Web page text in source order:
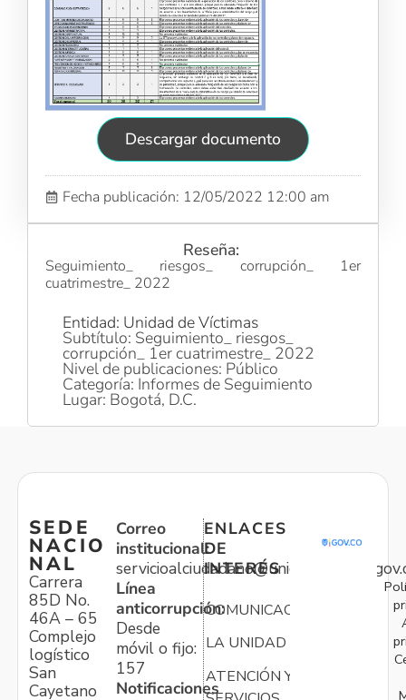
Descargar documento
Fecha publicación: 12/05/2022 12:00 am
Reseña:
Seguimiento_ riesgos_ corrupción_ 1er
cuatrimestre_ 2022
Entidad: Unidad de Víctimas
Subtítulo: Seguimiento_ riesgos_
corrupción_ 1er cuatrimestre_ 2022
Nivel de publicaciones: Público
Categoría: Informes de Seguimiento
Lugar: Bogotá, D.C.
SEDE
NACIO
NAL
Carrera
85D No.
46A – 65
Complejo
logístico
San
Cayetano
Correo
institucional:
Línea
anticorrupción:
Desde
móvil o fijo:
157
Notificaciones
ENLACES
DE
INTERÉS
COMUNICACIONES
LA UNIDAD
ATENCIÓN Y